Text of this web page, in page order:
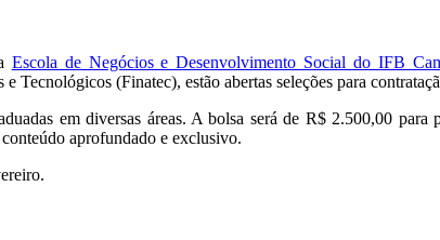
Escola de Negócios e Desenvolvimento Social do IFB
Tecnológicos (Finatec), estão abertas seleções para
em diversas áreas. A bolsa será de R$ 2.500,00
aprofundado e exclusivo.